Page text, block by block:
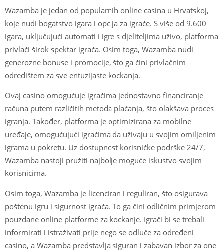
Wazamba je jedan od popularnih online casina u Hrvatskoj,
koje nudi bogatstvo igara i opcija za igrače. S više od 9.600
igara, uključujući automati i igre s djeliteljima uživo, platforma
privlači širok spektar igrača. Osim toga, Wazamba nudi
generozne bonuse i promocije, što ga čini privlačnim
odredištem za sve entuzijaste kockanja.
Ovaj casino omogućuje igračima jednostavno financiranje
računa putem različitih metoda plaćanja, što olakšava proces
igranja. Također, platforma je optimizirana za mobilne
uređaje, omogućujući igračima da uživaju u svojim omiljenim
igrama u pokretu. Uz dostupnost korisničke podrške 24/7,
Wazamba nastoji pružiti najbolje moguće iskustvo svojim
korisnicima.
Osim toga, Wazamba je licenciran i reguliran, što osigurava
poštenu igru i sigurnost igrača. To ga čini odličnim primjerom
pouzdane online platforme za kockanje. Igrači bi se trebali
informirati i istraživati prije nego se odluče za određeni
casino, a Wazamba predstavlja siguran i zabavan izbor za one